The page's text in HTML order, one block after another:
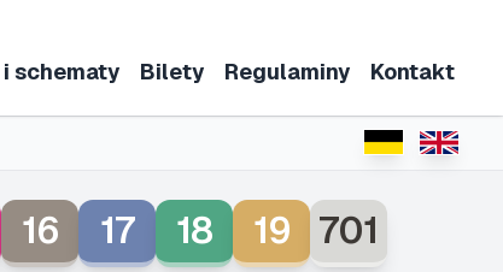
i schematy Bilety Regulaminy Kontakt
16 17 18 19 701